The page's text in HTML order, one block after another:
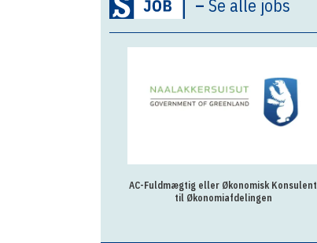
– Se alle jobs
AC-Fuldmægtig eller Økonomisk Konsulent
til Økonomiafdelingen